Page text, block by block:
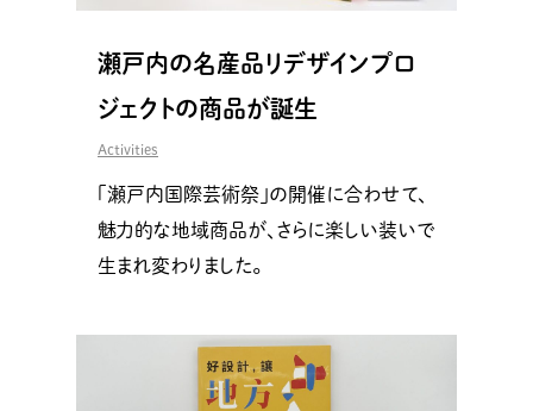
瀬戸内の名産品リデザインプロ
ジェクトの商品が誕生
Activities
「瀬戸内国際芸術祭」の開催に合わせて、
魅力的な地域商品が、さらに楽しい装いで
生まれ変わりました。